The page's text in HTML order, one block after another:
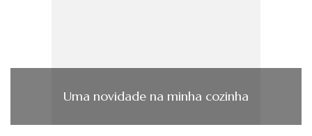
Uma novidade na minha cozinha